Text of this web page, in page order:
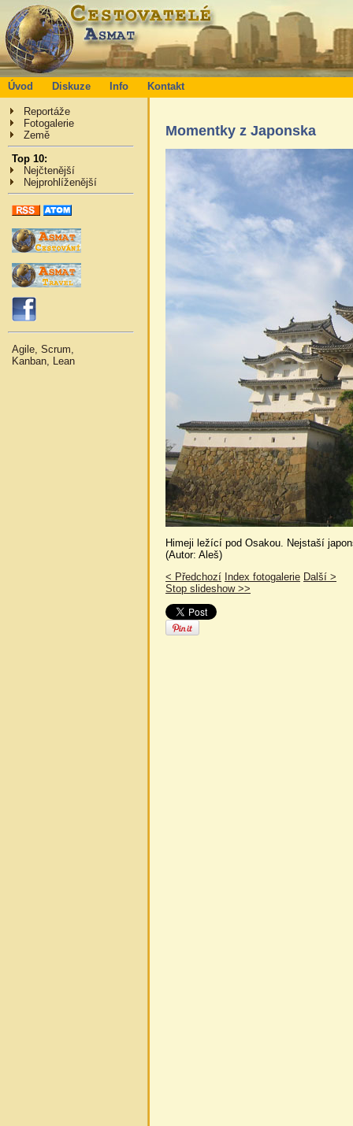
Úvod Diskuze Info Kontakt
Reportáže
Fotogalerie
Země
Top 10:
Nejčtenější
Nejprohlíženější
Agile, Scrum,
Kanban, Lean
Momentky z Japonska
Himeji ležící pod Osakou. Nejstaší
(Autor: Aleš)
< Předchozí Index fotogalerie Další >
Stop slideshow >>